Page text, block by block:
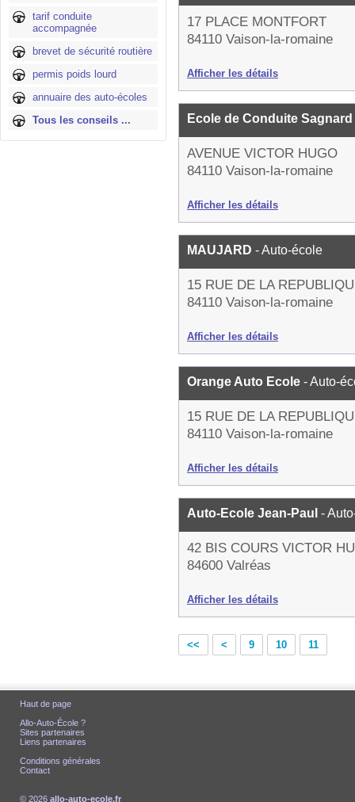
tarif conduite
accompagnée
brevet de sécurité routière
permis poids lourd
annuaire des auto-écoles
Tous les conseils ...
17 PLACE MONTFORT
84110 Vaison-la-romaine
Afficher les détails
Ecole de Conduite Sagnard
AVENUE VICTOR HUGO
84110 Vaison-la-romaine
Afficher les détails
MAUJARD - Auto-école
15 RUE DE LA
84110 Vaison-la-romaine
Afficher les détails
Orange Auto Ecole - Auto-
15 RUE DE LA
84110 Vaison-la-romaine
Afficher les détails
Auto-Ecole Jean-Paul -
42 BIS COURS VICTOR
84600 Valréas
Afficher les détails
<< < 9 10 11
Haut de page
Allo-Auto-École ?
Sites partenaires
Liens partenaires
Conditions générales
Contact
© 2026 allo-auto-ecole.fr